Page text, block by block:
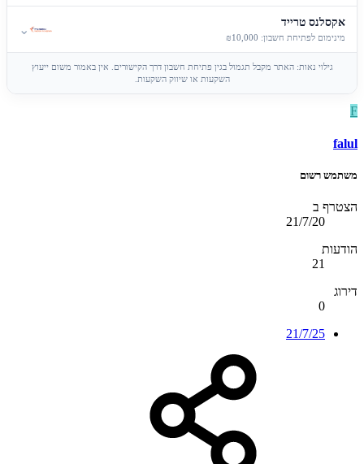
אקסלנס טרייד
מינימום לפתיחת חשבון: ₪10,000
⌄
גילוי נאות: האתר מקבל תגמול בגין פתיחת חשבון דרך הקישורים. אין באמור משום ייעוץ
השקעות או שיווק השקעות.
F
falul
משתמש רשום
הצטרף ב
21/7/20
הודעות
21
דירוג
0
21/7/25